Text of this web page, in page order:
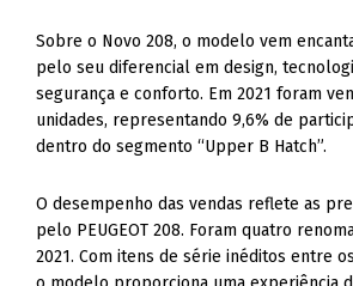
Sobre o Novo 208, o modelo vem
pelo seu diferencial em design,
segurança e conforto. Em 2021 foram
unidades, representando 9,6% de
dentro do segmento “Upper B Hatch”.
O desempenho das vendas reflete as
pelo PEUGEOT 208. Foram quatro
2021. Com itens de série inéditos entre